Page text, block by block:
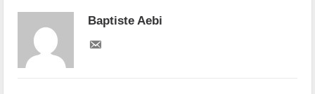
Baptiste Aebi